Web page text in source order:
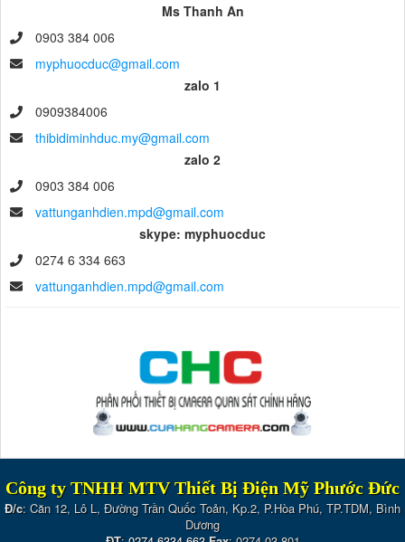
Ms Thanh An
0903 384 006
myphuocduc@gmail.com
zalo 1
0909384006
thibidiminhduc.my@gmail.com
zalo 2
0903 384 006
vattunganhdien.mpd@gmail.com
skype: myphuocduc
0274 6 334 663
vattunganhdien.mpd@gmail.com
Công ty TNHH MTV Thiết Bị Điện Mỹ Phước Đức
Đ/c: Căn 12, Lô L, Đường Trần Quốc Toản, Kp.2, P.Hòa Phú, TP.TDM, Bình
Dương